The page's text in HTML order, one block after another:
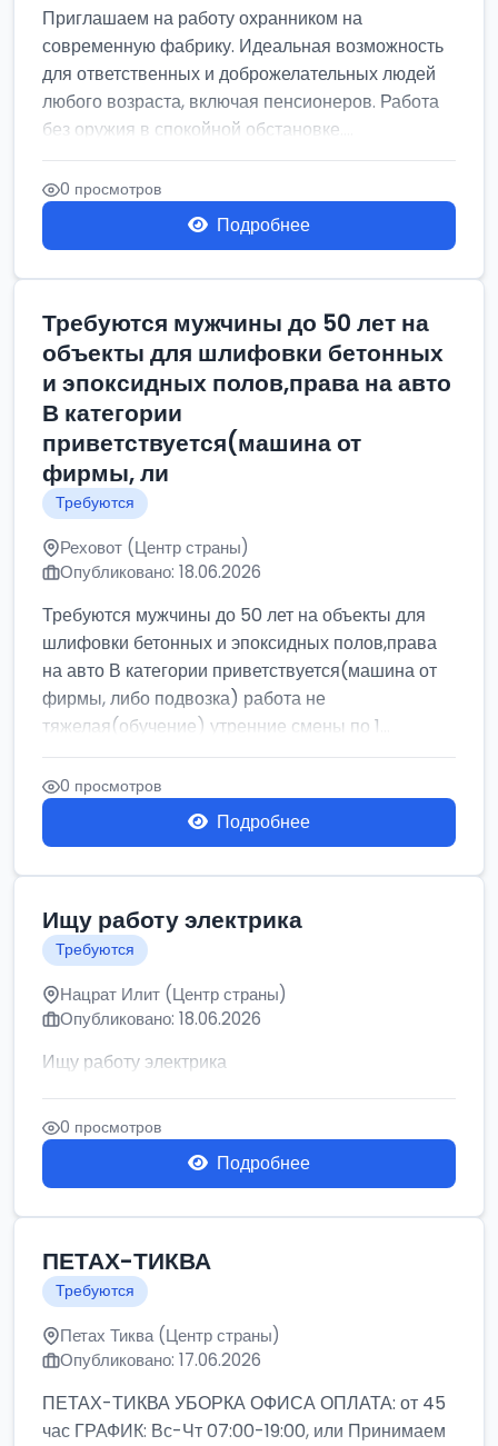
Приглашаем на работу охранником на
современную фабрику. Идеальная возможность
для ответственных и доброжелательных людей
любого возраста, включая пенсионеров. Работа
без оружия в спокойной обстановке....
0 просмотров
Подробнее
Требуются мужчины до 50 лет на
объекты для шлифовки бетонных
и эпоксидных полов,права на авто
В категории
приветствуется(машина от
фирмы, ли
Требуются
Реховот (Центр страны)
Опубликовано: 18.06.2026
Требуются мужчины до 50 лет на объекты для
шлифовки бетонных и эпоксидных полов,права
на авто В категории приветствуется(машина от
фирмы, либо подвозка) работа не
тяжелая(обучение) утренние смены по 1...
0 просмотров
Подробнее
Ищу работу электрика
Требуются
Нацрат Илит (Центр страны)
Опубликовано: 18.06.2026
Ищу работу электрика
0 просмотров
Подробнее
ПЕТАХ-ТИКВА
Требуются
Петах Тиква (Центр страны)
Опубликовано: 17.06.2026
ПЕТАХ-ТИКВА УБОРКА ОФИСА ОПЛАТА: от 45
час ГРАФИК: Вс-Чт 07:00-19:00, или Принимаем